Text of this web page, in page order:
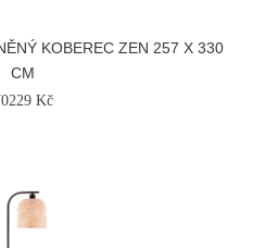
KOBEREC ZEN 257 X 330
CM
Kč